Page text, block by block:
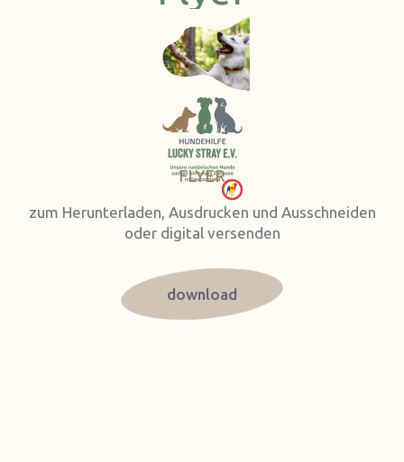
FLYER
zum Herunterladen, Ausdrucken und Ausschneiden
oder digital versenden
download